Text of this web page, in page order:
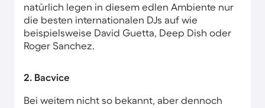
natürlich legen in diesem edlen Ambiente nur
die besten internationalen DJs auf wie
beispielsweise David Guetta, Deep Dish oder
Roger Sanchez.
2. Bacvice
Bei weitem nicht so bekannt, aber dennoch